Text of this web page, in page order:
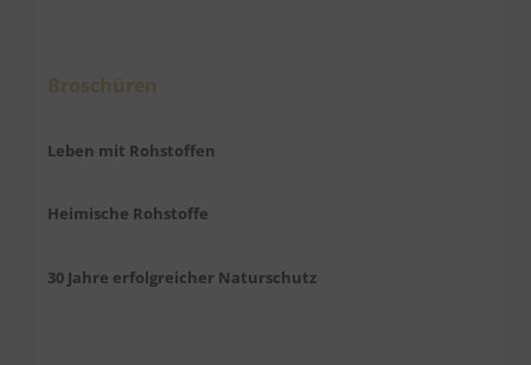
Broschüren
Leben mit Rohstoffen
Heimische Rohstoffe
30 Jahre erfolgreicher Naturschutz